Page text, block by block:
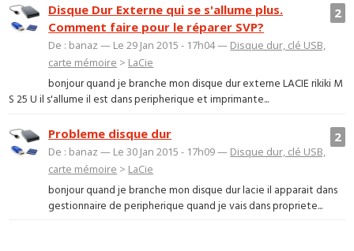
2
Disque Dur Externe qui se s'allume plus.
Comment faire pour le réparer SVP?
De : banaz — Le 29 Jan 2015 - 17h04 — Disque dur, clé USB,
carte mémoire > LaCie
bonjour quand je branche mon disque dur externe LACIE rikiki M
S 25 U il s'allume il est dans peripherique et imprimante...
2
Probleme disque dur
De : banaz — Le 30 Jan 2015 - 17h09 — Disque dur, clé USB,
carte mémoire > LaCie
bonjour quand je branche mon disque dur lacie il apparait dans
gestionnaire de peripherique quand je vais dans propriete...